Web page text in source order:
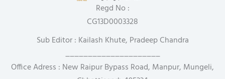
Regd No :
CG13D0003328
Sub Editor : Kailash Khute, Pradeep Chandra
_____________________
Office Adress : New Raipur Bypass Road, Manpur, Mungeli,